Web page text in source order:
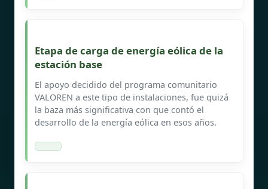
Etapa de carga de energía eólica de la
estación base
El apoyo decidido del programa comunitario
VALOREN a este tipo de instalaciones, fue quizá
la baza más significativa con que contó el
desarrollo de la energía eólica en esos años.